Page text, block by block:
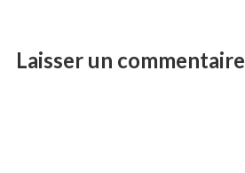
Laisser un commentaire